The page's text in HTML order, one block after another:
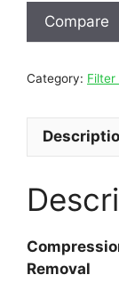
Compare
Category: Filter
Removal